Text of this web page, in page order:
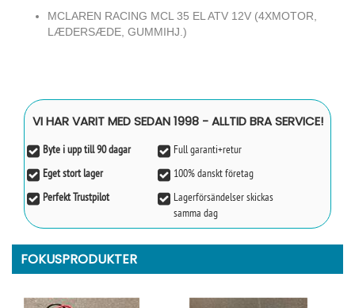
MCLAREN RACING MCL 35 EL ATV 12V (4XMOTOR,
LÆDERSÆDE, GUMMIHJ.)
VI HAR VARIT MED SEDAN 1998 - ALLTID BRA SERVICE!
Byte i upp till 90 dagar
Full garanti+retur
Eget stort lager
100% danskt företag
Perfekt Trustpilot
Lagerförsändelser skickas
samma dag
FOKUSPRODUKTER